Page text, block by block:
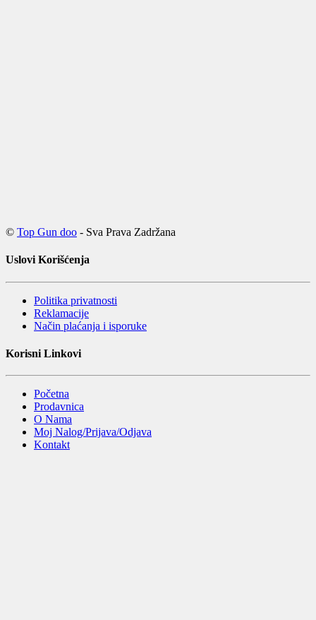
© Top Gun doo - Sva Prava Zadržana
Uslovi Korišćenja
Politika privatnosti
Reklamacije
Način plaćanja i isporuke
Korisni Linkovi
Početna
Prodavnica
O Nama
Moj Nalog/Prijava/Odjava
Kontakt